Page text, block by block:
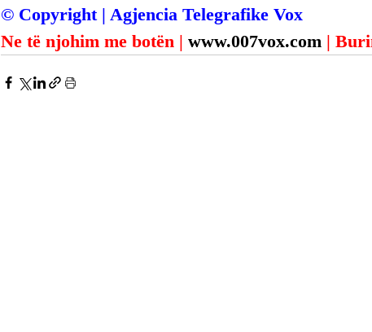
© Copyright | Agjencia Telegrafike Vox
Ne të njohim me botën | www.007vox.com |